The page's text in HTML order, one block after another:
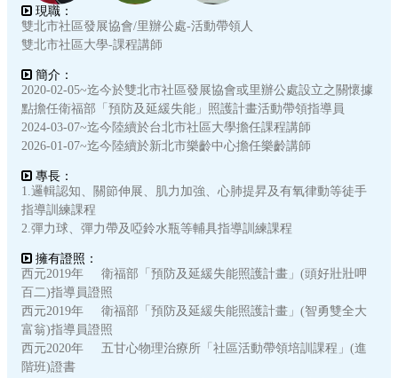
現職：
雙北市社區發展協會/里辦公處-活動帶領人
雙北市社區大學-課程講師
簡介：
2020-02-05~迄今於雙北市社區發展協會或里辦公處設立之關懷據
點擔任衛福部「預防及延緩失能」照護計畫活動帶領指導員
2024-03-07~迄今陸續於台北市社區大學擔任課程講師
2026-01-07~迄今陸續於新北市樂齡中心擔任樂齡講師
專長：
1.邏輯認知、關節伸展、肌力加強、心肺提昇及有氧律動等徒手
指導訓練課程
2.彈力球、彈力帶及啞鈴水瓶等輔具指導訓練課程
擁有證照：
西元2019年 衛福部「預防及延緩失能照護計畫」(頭好壯壯呷
百二)指導員證照
西元2019年 衛福部「預防及延緩失能照護計畫」(智勇雙全大
富翁)指導員證照
西元2020年 五甘心物理治療所「社區活動帶領培訓課程」(進
階班)證書